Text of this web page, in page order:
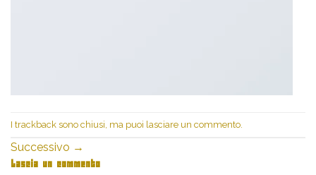
I trackback sono chiusi, ma puoi lasciare un commento
Successivo →
Lascia un commento